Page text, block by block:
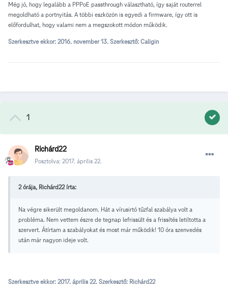
Még jó, hogy legalább a PPPoE passthrough választható, így saját routerrel
megoldható a portnyitás. A többi eszközön is egyedi a firmware, így ott is
előfordulhat, hogy valami nem a megszokott módon működik.
Szerkesztve ekkor: 2016. november 13. Szerkesztő: Caligin
1
Richárd22
Posztolva: 2017. április 22.
2 órája, Richárd22 írta:
Na végre sikerült megoldanom. Hát a vírusirtó tűzfal szabálya volt a
probléma. Nem vettem észre de tegnap lefrissült és a frissítés letiltotta a
szervert. Átírtam a szabályokat és most már működik! 10 óra szenvedés
után már nagyon ideje volt.
Szerkesztve ekkor: 2017. április 22. Szerkesztő: Richárd22